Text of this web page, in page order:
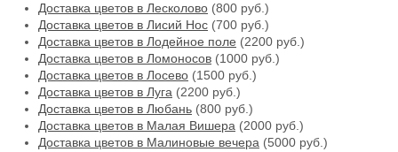
Доставка цветов в Лесколово (800 руб.)
Доставка цветов в Лисий Нос (700 руб.)
Доставка цветов в Лодейное поле (2200 руб.)
Доставка цветов в Ломоносов (1000 руб.)
Доставка цветов в Лосево (1500 руб.)
Доставка цветов в Луга (2200 руб.)
Доставка цветов в Любань (800 руб.)
Доставка цветов в Малая Вишера (2000 руб.)
Доставка цветов в Малиновые вечера (5000 руб.)